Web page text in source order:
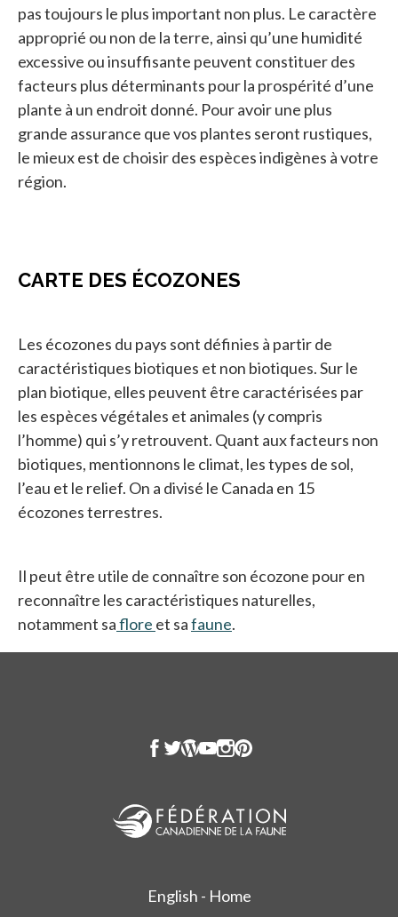
pas toujours le plus important non plus. Le caractère
approprié ou non de la terre, ainsi qu’une humidité
excessive ou insuffisante peuvent constituer des
facteurs plus déterminants pour la prospérité d’une
plante à un endroit donné. Pour avoir une plus
grande assurance que vos plantes seront rustiques,
le mieux est de choisir des espèces indigènes à votre
région.
CARTE DES ÉCOZONES
Les écozones du pays sont définies à partir de
caractéristiques biotiques et non biotiques. Sur le
plan biotique, elles peuvent être caractérisées par
les espèces végétales et animales (y compris
l’homme) qui s’y retrouvent. Quant aux facteurs non
biotiques, mentionnons le climat, les types de sol,
l’eau et le relief. On a divisé le Canada en 15
écozones terrestres.
Il peut être utile de connaître son écozone pour en
reconnaître les caractéristiques naturelles,
notamment saflore et safaune.
English - Home